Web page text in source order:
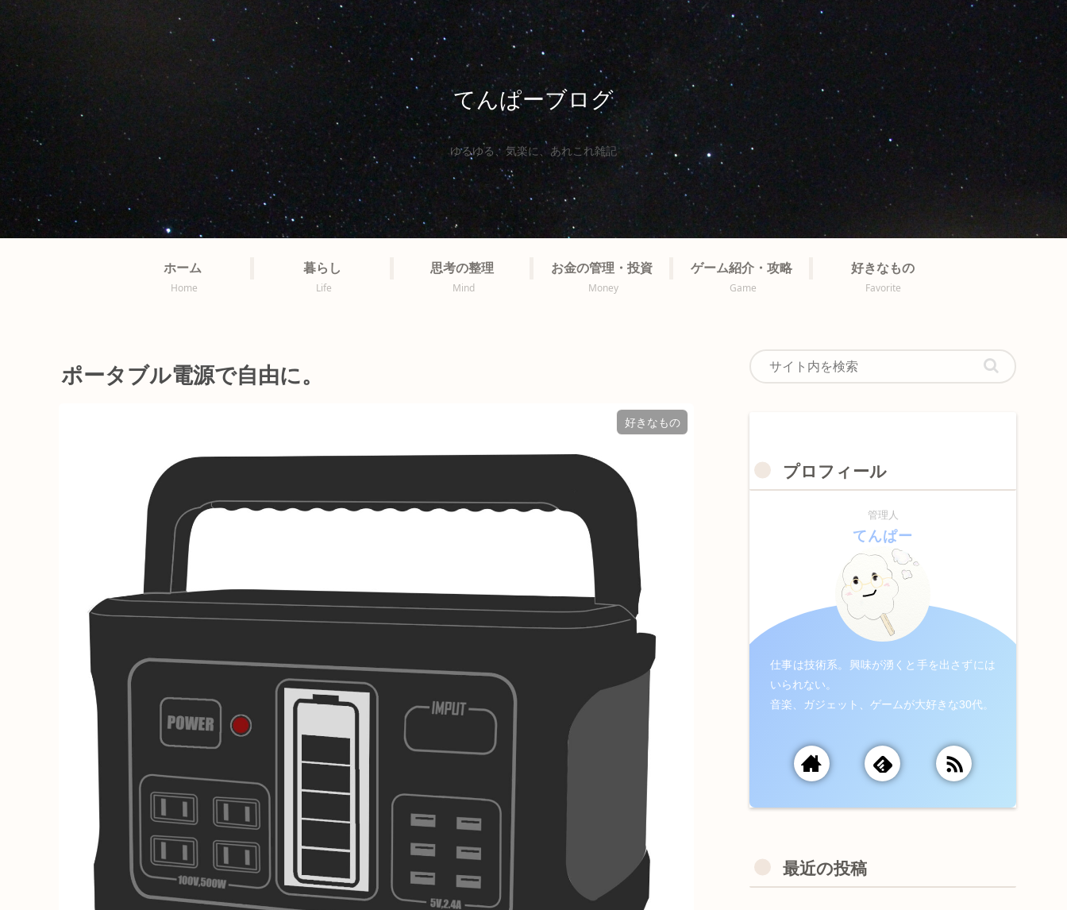
てんぱーブログ
ゆるゆる、気楽に、あれこれ雑記
ホーム
Home
暮らし
Life
思考の整理
Mind
お金の管理・投資
Money
ゲーム紹介・攻略
Game
好きなもの
Favorite
ポータブル電源で自由に。
好きなもの
プロフィール
管理人
てんぱー
仕事は技術系。興味が湧くと手を出さずには
いられない。
音楽、ガジェット、ゲームが大好きな30代。
最近の投稿